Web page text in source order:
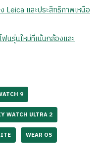
และประสิทธิภาพเหนือ
นรุ่นใหม่ที่เน้นกล้องและ
9
WATCH ULTRA 2
WEAR OS